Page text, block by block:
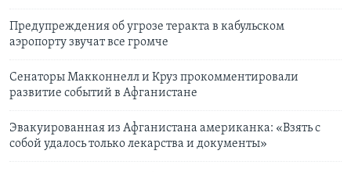
Предупреждения об угрозе теракта в кабульском
аэропорту звучат все громче
Сенаторы Макконнелл и Круз прокомментировали
развитие событий в Афганистане
Эвакуированная из Афганистана американка: «Взять с
собой удалось только лекарства и документы»